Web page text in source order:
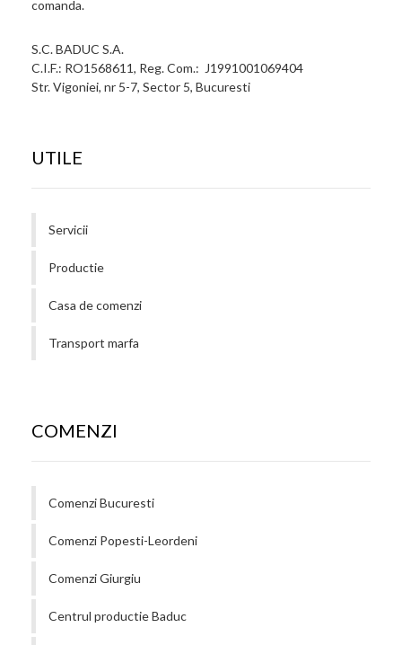
comanda.
S.C. BADUC S.A.
C.I.F.: RO1568611, Reg. Com.: J1991001069404
Str. Vigoniei, nr 5-7, Sector 5, Bucuresti
UTILE
Servicii
Productie
Casa de comenzi
Transport marfa
COMENZI
Comenzi Bucuresti
Comenzi Popesti-Leordeni
Comenzi Giurgiu
Centrul productie Baduc